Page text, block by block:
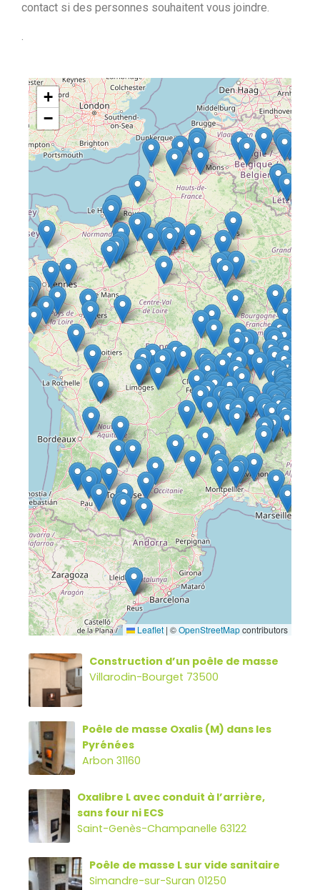
contact si des personnes souhaitent vous joindre.
.
+
−
Leaflet | ©OpenStreetMapcontributors
Construction d’un poêle de masse
Villarodin-Bourget 73500
Poêle de masse Oxalis (M) dans les
Pyrénées
Arbon 31160
Oxalibre L avec conduit à l’arrière,
sans four ni ECS
Saint-Genès-Champanelle 63122
Poêle de masse L sur vide sanitaire
Simandre-sur-Suran 01250